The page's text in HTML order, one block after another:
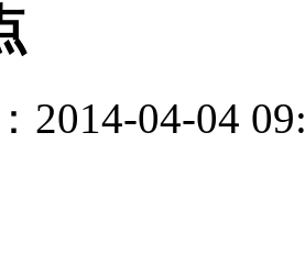
2014-04-04